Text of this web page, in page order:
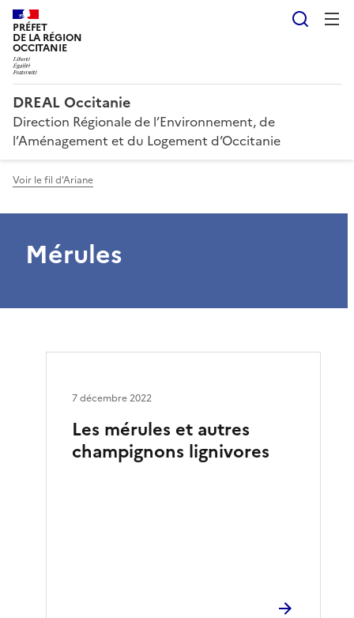
PRÉFET
DE LA RÉGION
OCCITANIE
DREAL Occitanie
Direction Régionale de l’Environnement, de
l’Aménagement et du Logement d’Occitanie
Voir le fil d'Ariane
Mérules
Les mérules et autres
champignons lignivores
7 décembre 2022